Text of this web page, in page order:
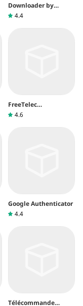
Downloader by
AFTVnews
4.4
FreeTelec
Télécommande
Freebox
4.6
Google Authenticator
4.4
Télécommande